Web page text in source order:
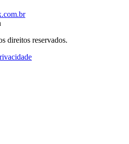
direitos reservados.